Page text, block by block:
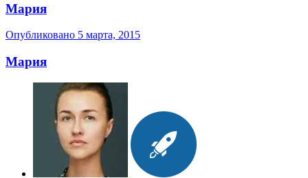
Мария
Опубликовано 5 марта, 2015
Мария